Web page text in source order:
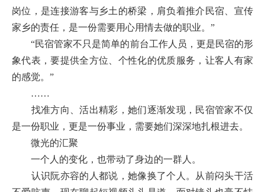
岗位，是连接游客与乡土的桥梁，肩负着推介民宿、宣传
家乡的责任，是一份需要用心用情去做的职业。”
“民宿管家不只是简单的前台工作人员，更是民宿的形
象代表，要提供全方位、个性化的优质服务，让客人有家
的感觉。”
……
找准方向、活出精彩，她们逐渐发现，民宿管家不仅
是一份职业，更是一份事业，需要她们深深地扎根进去。
微光的汇聚
一个人的变化，也带动了身边的一群人。
认识阮亦容的人都说，她像换了个人。从前闷头干活